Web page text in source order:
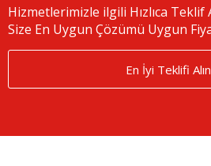
Hizmetlerimizle ilgili Hızlıca Teklif
Size En Uygun Çözümü Uygun
En İyi Teklifi Alın